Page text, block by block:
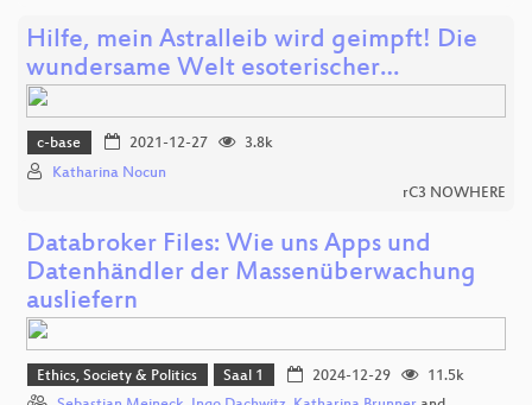
Hilfe, mein Astralleib wird geimpft! Die
wundersame Welt esoterischer…
c-base 2021-12-27
3.8k
Katharina Nocun
rC3 NOWHERE
Databroker Files: Wie uns Apps und
Datenhändler der Massenüberwachung
ausliefern
Ethics, Society & Politics Saal 1 2024-12-29
11.5k